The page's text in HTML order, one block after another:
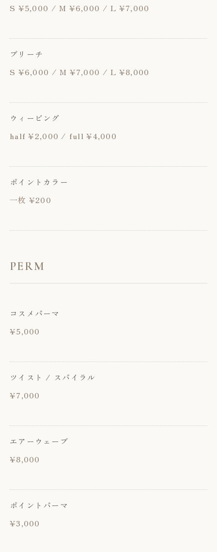
S ¥5,000 / M ¥6,000 / L ¥7,000
ブリーチ
S ¥6,000 / M ¥7,000 / L ¥8,000
ウィービング
half ¥2,000 / full ¥4,000
ポイントカラー
一枚 ¥200
PERM
コスメパーマ
¥5,000
ツイスト / スパイラル
¥7,000
エアーウェーブ
¥8,000
ポイントパーマ
¥3,000